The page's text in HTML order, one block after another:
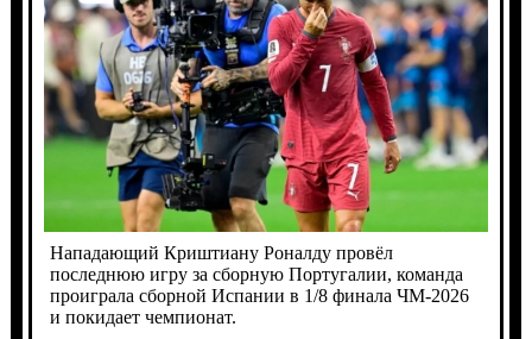
Нападающий Криштиану Роналду провёл
последнюю игру за сборную Португалии, команда
проиграла сборной Испании в 1/8 финала ЧМ-2026
и покидает чемпионат.